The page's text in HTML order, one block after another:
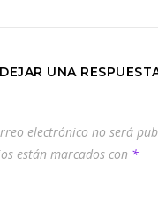
DEJAR UNA
electrónico no será
están marcados con *